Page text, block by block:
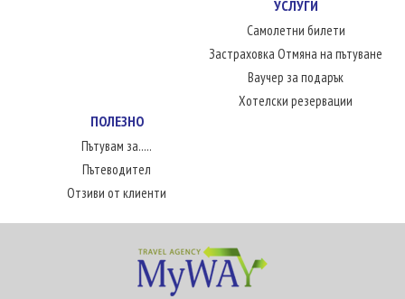
УСЛУГИ
Самолетни билети
Застраховка Отмяна на пътуване
Ваучер за подарък
Хотелски резервации
ПОЛЕЗНО
Пътувам за.....
Пътеводител
Отзиви от клиенти